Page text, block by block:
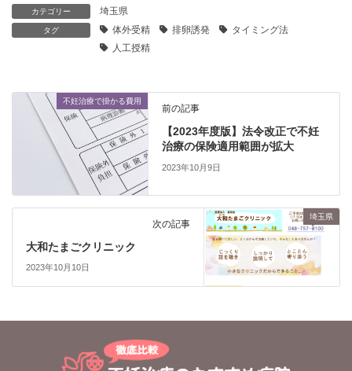
カテゴリー 埼玉県
タグ 体外受精 排卵誘発
タイミング法
人工授精
不妊治療で掛かる費用
前の記事
【2023年度版】法令改正で不妊
治療の保険適用範囲が拡大
2023年10月9日
埼玉県
次の記事
大和たまごクリニック
2023年10月10日